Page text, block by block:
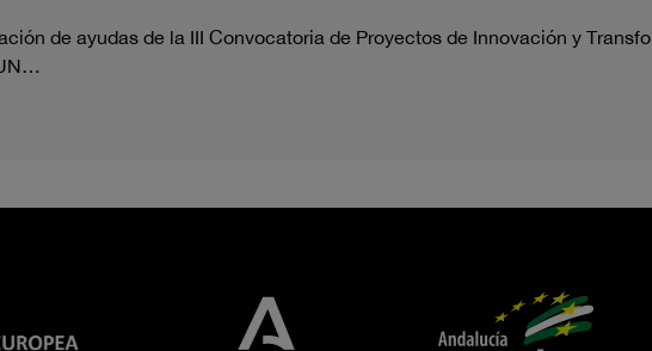
de ayudas de la III Convocatoria de Proyectos de Innovación y